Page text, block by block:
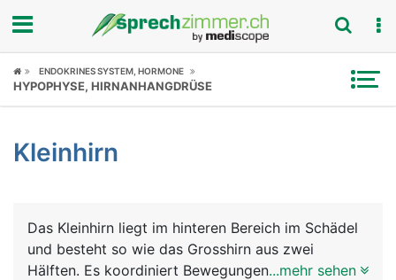
Fokus
Symptome
News
ENDOKRINES SYSTEM, HORMONE
HYPOPHYSE, HIRNANHANGDRÜSE
Kleinhirn
Das Kleinhirn liegt im hinteren Bereich im Schädel
und besteht so wie das Grosshirn aus zwei
Hälften. Es koordiniert Bewegungen und sorgt
...mehr sehen